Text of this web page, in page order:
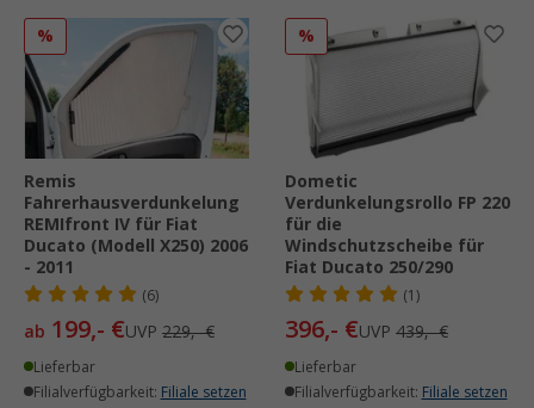
%
Remis
Fahrerhausverdunkelung
REMIfront IV für Fiat
Ducato (Modell X250) 2006
- 2011
(6)
ab 199,- €UVP 229,- €
Lieferbar
Filialverfügbarkeit: Filiale setzen
%
Dometic
Verdunkelungsrollo FP 220
für die
Windschutzscheibe für
Fiat Ducato 250/290
(1)
396,- €UVP 439,- €
Lieferbar
Filialverfügbarkeit: Filiale setzen